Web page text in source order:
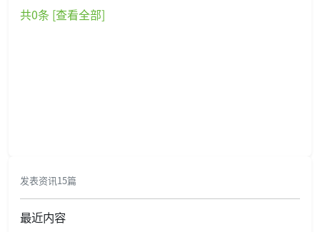
共0条 [查看全部]
发表资讯15篇
最近内容